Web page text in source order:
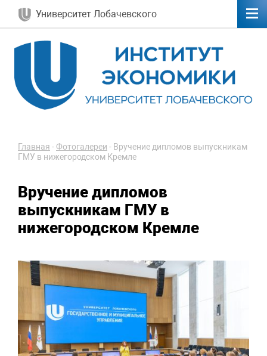
Университет Лобачевского
Главная -Фотогалереи - Вручение дипломов выпускникам
ГМУ в нижегородском Кремле
Вручение дипломов
выпускникам ГМУ в
нижегородском Кремле